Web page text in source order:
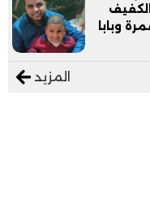
وبابا
المزيد